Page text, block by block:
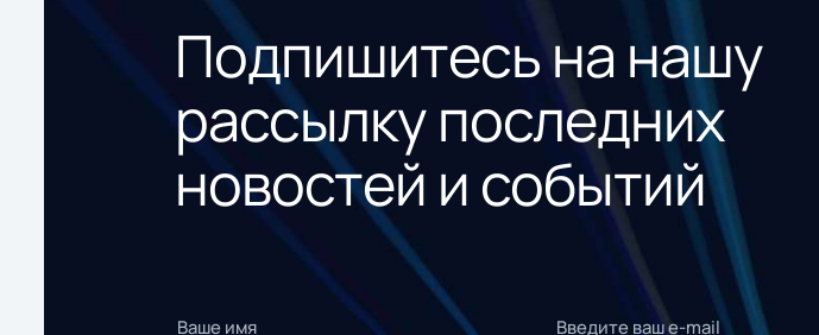
Подпишитесь на нашу
рассылку последних
новостей и событий